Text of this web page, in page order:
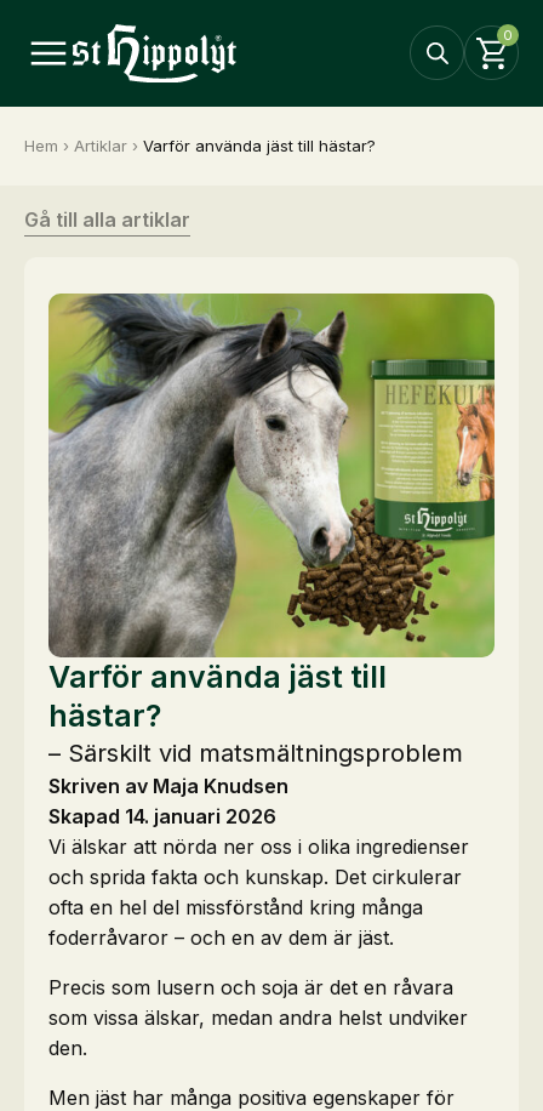
0
Hem › Artiklar › Varför använda jäst till hästar?
Gå till alla artiklar
Varför använda jäst till
hästar?
– Särskilt vid matsmältningsproblem
Skriven av Maja Knudsen
Skapad 14. januari 2026
Vi älskar att nörda ner oss i olika ingredienser
och sprida fakta och kunskap. Det cirkulerar
ofta en hel del missförstånd kring många
foderråvaror – och en av dem är jäst.
Precis som lusern och soja är det en råvara
som vissa älskar, medan andra helst undviker
den.
Men jäst har många positiva egenskaper för